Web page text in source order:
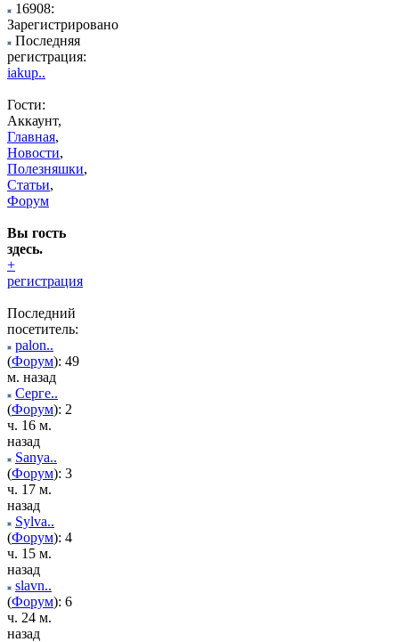
16908:
Зарегистрировано
Последняя
регистрация:
iakup..
Гости:
Аккаунт,
Главная,
Новости,
Полезняшки,
Статьи,
Форум
Вы гость
здесь.
+
регистрация
Последний
посетитель:
palon..
(Форум): 49
м. назад
Серге..
(Форум): 2
ч. 16 м.
назад
Sanya..
(Форум): 3
ч. 17 м.
назад
Sylva..
(Форум): 4
ч. 15 м.
назад
slavn..
(Форум): 6
ч. 24 м.
назад